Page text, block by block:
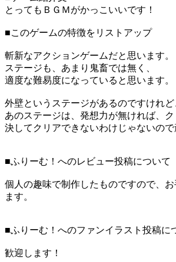
とってもＢＧＭがかっこいいです！
■このゲームの特徴をリストアップ
斬新なアクションゲームだと思います。
ステージも、あまり鬼畜では無く、
適度な難易度になっていると思います。
外壁というステージがあるのですけれど
あのステージは、発想力が無ければ、ク
決してクリアできないわけじゃないので
■ふりーむ！へのレビュー投稿について
個人の趣味で制作したものですので、
ます。
■ふりーむ！へのファンイラスト投稿に
歓迎します！